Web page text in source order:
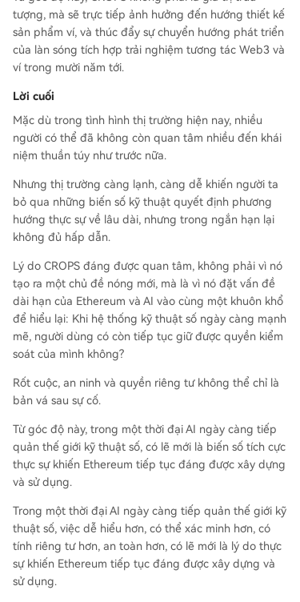
tượng, mà sẽ trực tiếp ảnh hưởng đến hướng thiết kế
sản phẩm ví, và thúc đẩy sự chuyển hướng phát triển
của làn sóng tích hợp trải nghiệm tương tác Web3 và
ví trong mười năm tới.
Lời cuối
Mặc dù trong tình hình thị trường hiện nay, nhiều
người có thể đã không còn quan tâm nhiều đến khái
niệm thuần túy như trước nữa.
Nhưng thị trường càng lạnh, càng dễ khiến người ta
bỏ qua những biến số kỹ thuật quyết định phương
hướng thực sự về lâu dài, nhưng trong ngắn hạn lại
không đủ hấp dẫn.
Lý do CROPS đáng được quan tâm, không phải vì nó
tạo ra một chủ đề nóng mới, mà là vì nó đặt vấn đề
dài hạn của Ethereum và AI vào cùng một khuôn khổ
để hiểu lại: Khi hệ thống kỹ thuật số ngày càng mạnh
mẽ, người dùng có còn tiếp tục giữ được quyền kiểm
soát của mình không?
Rốt cuộc, an ninh và quyền riêng tư không thể chỉ là
bản vá sau sự cố.
Từ góc độ này, trong một thời đại AI ngày càng tiếp
quản thế giới kỹ thuật số, có lẽ mới là biến số tích cực
thực sự khiến Ethereum tiếp tục đáng được xây dựng
và sử dụng.
Trong một thời đại AI ngày càng tiếp quản thế giới kỹ
thuật số, việc dễ hiểu hơn, có thể xác minh hơn, có
tính riêng tư hơn, an toàn hơn, có lẽ mới là lý do thực
sự khiến Ethereum tiếp tục đáng được xây dựng và
sử dụng.